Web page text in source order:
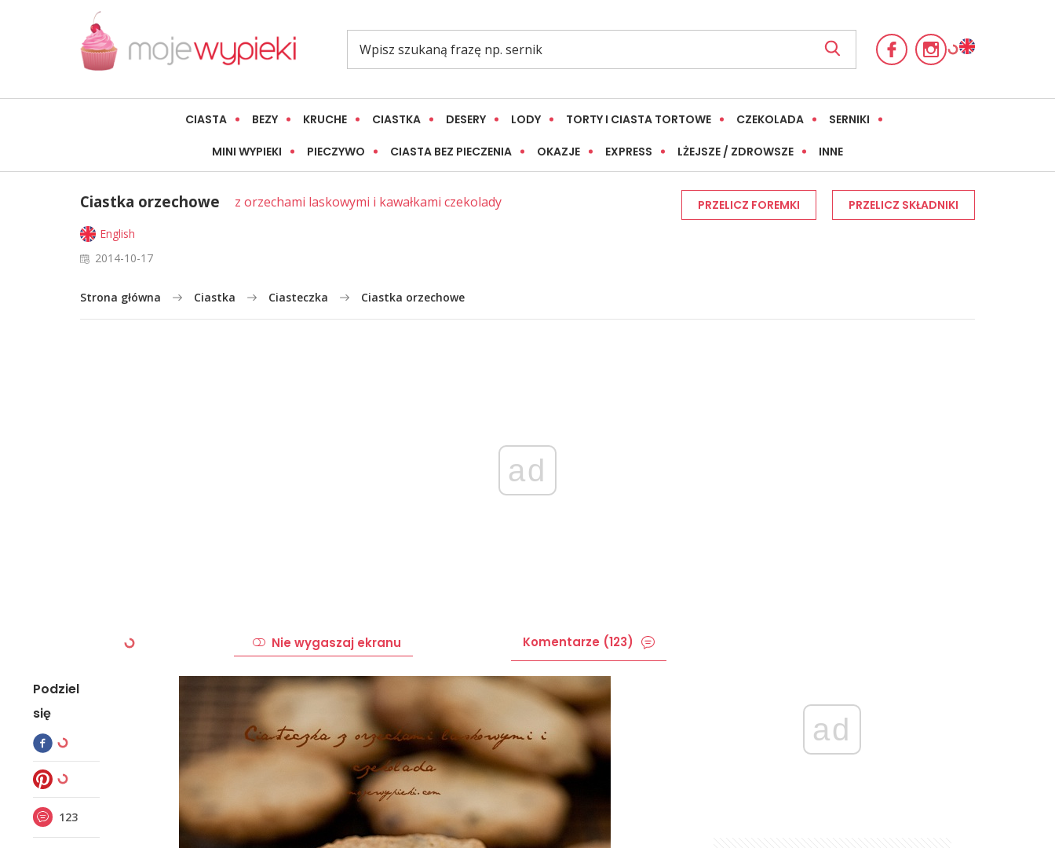
CIASTA BEZY KRUCHE CIASTKA DESERY LODY TORTY I CIASTA TORTOWE CZEKOLADA SERNIKI
MINI WYPIEKI PIECZYWO CIASTA BEZ PIECZENIA OKAZJE EXPRESS LŻEJSZE / ZDROWSZE INNE
Ciastka orzechowe z orzechami laskowymi i kawałkami czekolady
English
2014-10-17
PRZELICZ FOREMKI PRZELICZ SKŁADNIKI
Strona główna Ciastka Ciasteczka Ciastka orzechowe
ad
Podziel
się
123
Nie wygaszaj ekranu Komentarze (123)
ad